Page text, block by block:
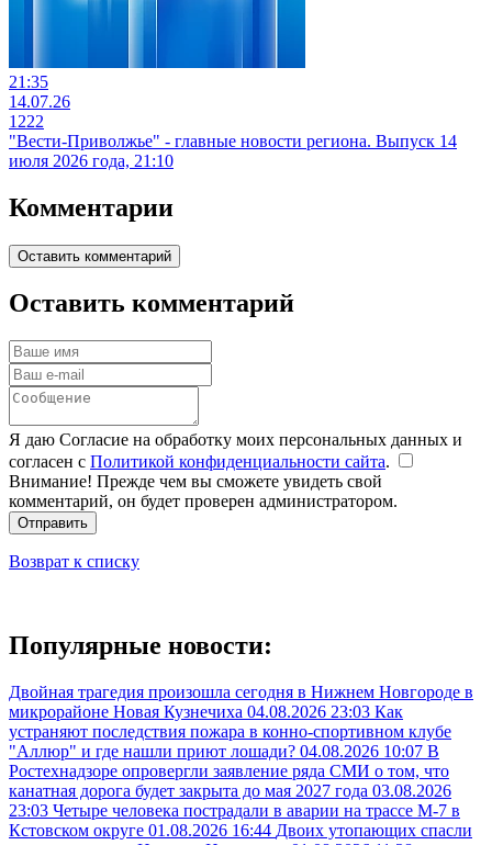
21:35
14.07.26
1222
"Вести-Приволжье" - главные новости региона. Выпуск 14
июля 2026 года, 21:10
Комментарии
Оставить комментарий
Оставить комментарий
Я даю Согласие на обработку моих персональных данных и
согласен с Политикой конфиденциальности сайта.
Внимание! Прежде чем вы сможете увидеть свой
комментарий, он будет проверен администратором.
Отправить
Возврат к списку
Популярные новости:
Двойная трагедия произошла сегодня в Нижнем Новгороде в
микрорайоне Новая Кузнечиха 04.08.2026 23:03 Как
устраняют последствия пожара в конно-спортивном клубе
"Аллюр" и где нашли приют лошади? 04.08.2026 10:07 В
Ростехнадзоре опровергли заявление ряда СМИ о том, что
канатная дорога будет закрыта до мая 2027 года 03.08.2026
23:03 Четыре человека пострадали в аварии на трассе М-7 в
Кстовском округе 01.08.2026 16:44 Двоих утопающих спасли